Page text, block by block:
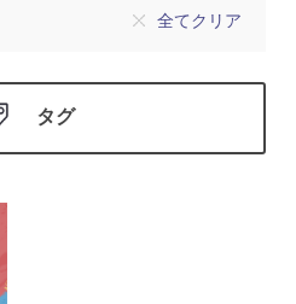
全てクリア
タグ